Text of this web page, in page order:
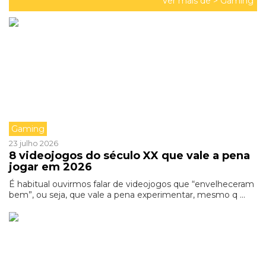
Gaming
23 julho 2026
8 videojogos do século XX que vale a pena
jogar em 2026
É habitual ouvirmos falar de videojogos que “envelheceram
bem”, ou seja, que vale a pena experimentar, mesmo q ...